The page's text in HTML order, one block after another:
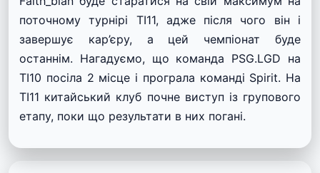
поточному турнірі TI11, адже після чого він і
завершує кар’єру, а цей чемпіонат буде
останнім. Нагадуємо, що команда PSG.LGD на
TI10 посіла 2 місце і програла команді Spirit. На
TI11 китайський клуб почне виступ із групового
етапу, поки що результати в них погані.